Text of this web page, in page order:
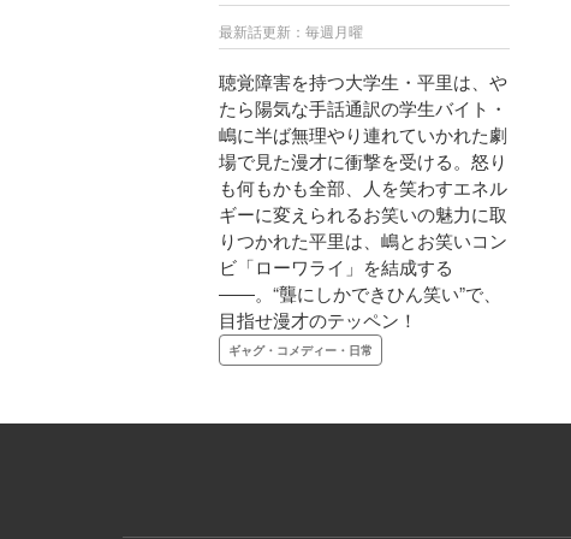
最新話更新：毎週月曜
聴覚障害を持つ大学生・平里は、や
たら陽気な手話通訳の学生バイト・
嶋に半ば無理やり連れていかれた劇
場で見た漫才に衝撃を受ける。怒り
も何もかも全部、人を笑わすエネル
ギーに変えられるお笑いの魅力に取
りつかれた平里は、嶋とお笑いコン
ビ「ローワライ」を結成する
――。“聾にしかできひん笑い”で、
目指せ漫才のテッペン！
ギャグ・コメディー・日常